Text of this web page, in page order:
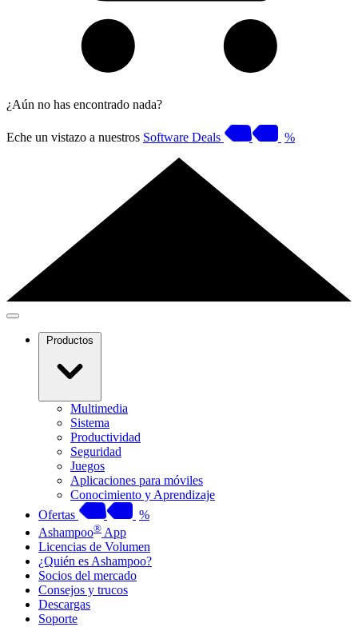
¿Aún no has encontrado nada?
Eche un vistazo a nuestros Software Deals %
Productos
Multimedia
Sistema
Productividad
Seguridad
Juegos
Aplicaciones para móviles
Conocimiento y Aprendizaje
Ofertas
%
Ashampoo® App
Licencias de Volumen
¿Quién es Ashampoo?
Socios del mercado
Consejos y trucos
Descargas
Soporte